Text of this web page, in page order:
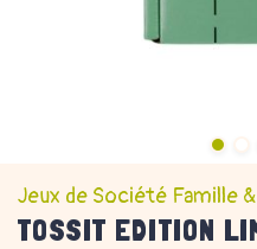
Jeux de Société Famille
TOSSIT EDITION